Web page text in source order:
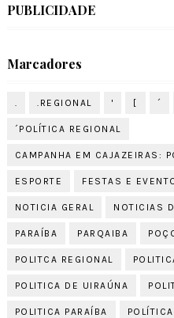
PUBLICIDADE
Marcadores
. .REGIONAL ' [ ´
´POLÍTICA REGIONAL
CAMPANHA EM CAJAZEIRAS:
ESPORTE FESTAS E
NOTICIA GERAL NOTICIAS
PARAÍBA PARQAIBA
POLITCA REGIONAL
POLITICA DE UIRAÚNA
POLITICA PARAÍBA